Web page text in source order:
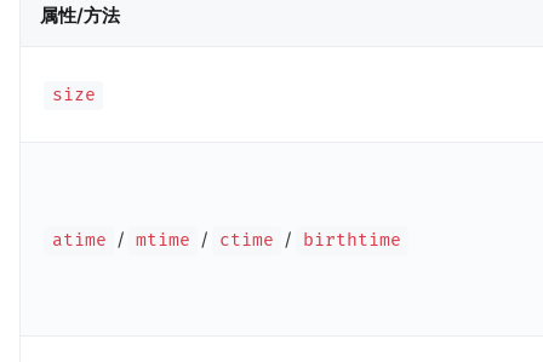
属性/方法
size
atime / mtime / ctime / birthtime